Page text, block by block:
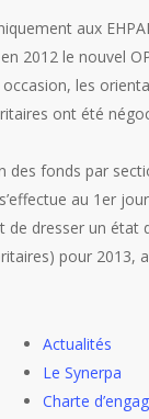
aux
2012 le nouvel
les
ont été
des fonds par
au 1er
dresser un
pour 2013,
Actualités
Le Synerpa
Charte